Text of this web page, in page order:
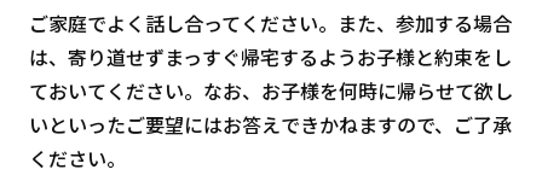
ご家庭でよく話し合ってください。また、参加する場合
は、寄り道せずまっすぐ帰宅するようお子様と約束をし
ておいてください。なお、お子様を何時に帰らせて欲し
いといったご要望にはお答えできかねますので、ご了承
ください。